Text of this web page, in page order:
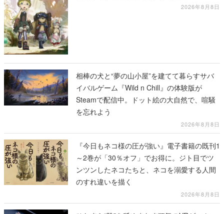
2026年8月8日
相棒の犬と“夢の山小屋”を建てて暮らすサバ
イバルゲーム『Wild n Chill』の体験版が
Steamで配信中。ドット絵の大自然で、喧騒
を忘れよう
2026年8月8日
『今日もネコ様の圧が強い』電子書籍の既刊1
～2巻が「30％オフ」でお得に。ジト目でツ
ンツンしたネコたちと、ネコを溺愛する人間
のすれ違いを描く
2026年8月8日